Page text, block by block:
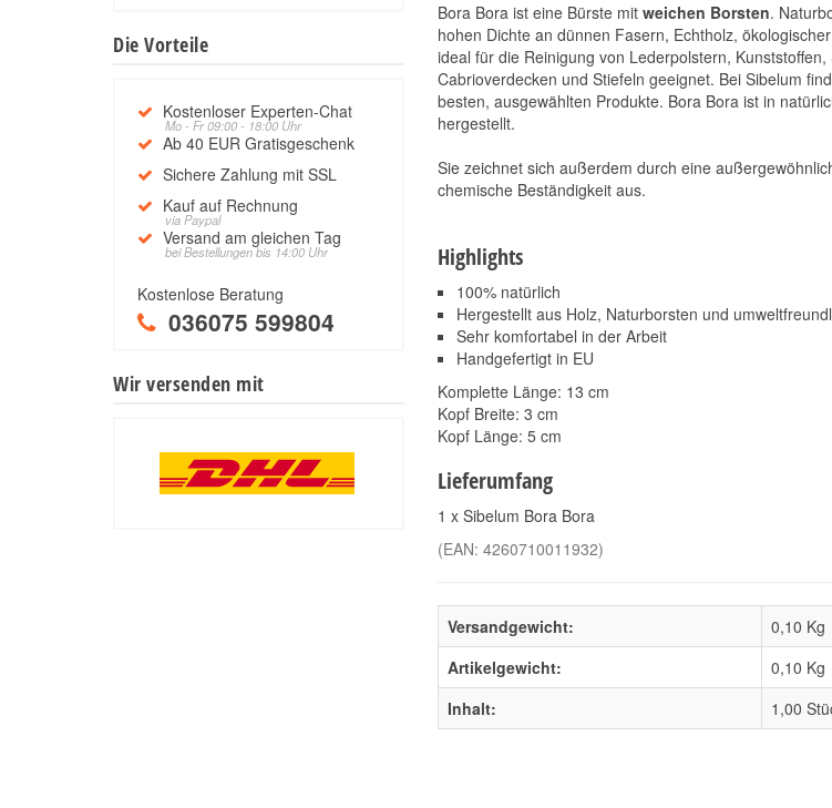
Bora Bora ist eine Bürste mit weichen Borsten.
hohen Dichte an dünnen Fasern, Echtholz,
ideal für die Reinigung von Lederpolstern, Kunststoffen,
Cabrioverdecken und Stiefeln geeignet. Bei Sibelum
besten, ausgewählten Produkte. Bora Bora ist in
hergestellt.
Sie zeichnet sich außerdem durch eine
chemische Beständigkeit aus.
Highlights
100% natürlich
Hergestellt aus Holz, Naturborsten und
Sehr komfortabel in der Arbeit
Handgefertigt in EU
Komplette Länge: 13 cm
Kopf Breite: 3 cm
Kopf Länge: 5 cm
Lieferumfang
1 x Sibelum Bora Bora
(EAN: 4260710011932)
Versandgewicht:
0,10 Kg
Artikelgewicht:
0,10 Kg
Inhalt:
1,00
Die Vorteile
Kostenloser Experten-Chat
Mo - Fr 09:00 - 18:00 Uhr
Ab 40 EUR Gratisgeschenk
Sichere Zahlung mit SSL
Kauf auf Rechnung
via Paypal
Versand am gleichen Tag
bei Bestellungen bis 14:00 Uhr
Kostenlose Beratung
036075 599804
Wir versenden mit